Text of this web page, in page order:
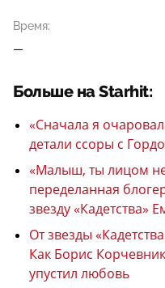
Время:
—
Больше на Starhit:
«Сначала я
детали ссоры с
«Малыш, ты лицом
переделанная
звезду «Кадетства»
От звезды
Как Борис
упустил любовь